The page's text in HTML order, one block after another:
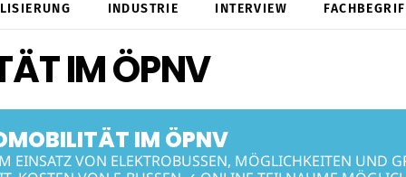
INDUSTRIE INTERVIEW
IM ÖPNV
IM ÖPNV
EINSATZ VON ELEKTROBUSSEN, MÖGLICHKEITEN UND